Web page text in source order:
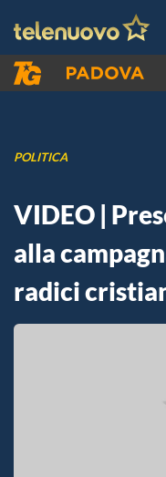
POLITICA
VIDEO |
alla
radici